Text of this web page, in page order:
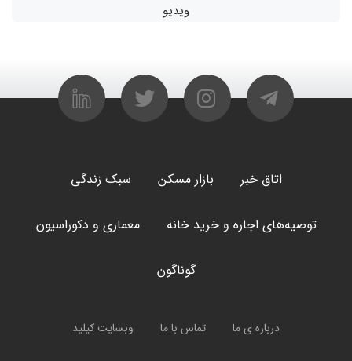
ویدیو
اتاق خبر بازار مسکن سبک زندگی
توصیه‌های اجاره و خرید خانه معماری و دکوراسیون
گوناگون
درباره ی ما تماس با ما وبسایت کیلید